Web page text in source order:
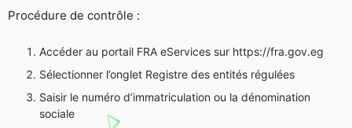
Procédure de contrôle :
Accéder au portail FRA eServices sur https://fra.gov.eg
Sélectionner l’onglet Registre des entités régulées
Saisir le numéro d’immatriculation ou la dénomination
sociale